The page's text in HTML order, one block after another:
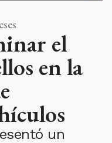
el
en la
un